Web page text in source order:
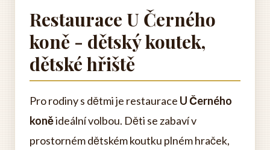
Restaurace U Černého
koně - dětský koutek,
dětské hřiště
Pro rodiny s dětmi je restaurace U Černého
koněideální volbou. Děti se zabaví v
prostorném dětském koutku plném hraček,